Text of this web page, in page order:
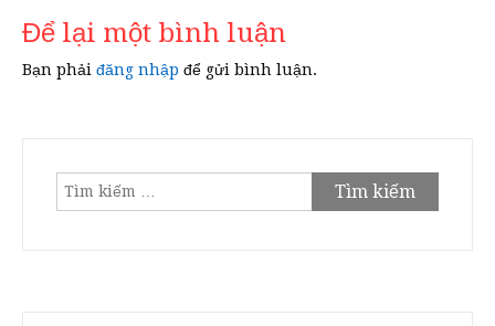
Để lại một bình luận
Bạn phải đăng nhập để gửi bình luận.
Tìm
kiếm